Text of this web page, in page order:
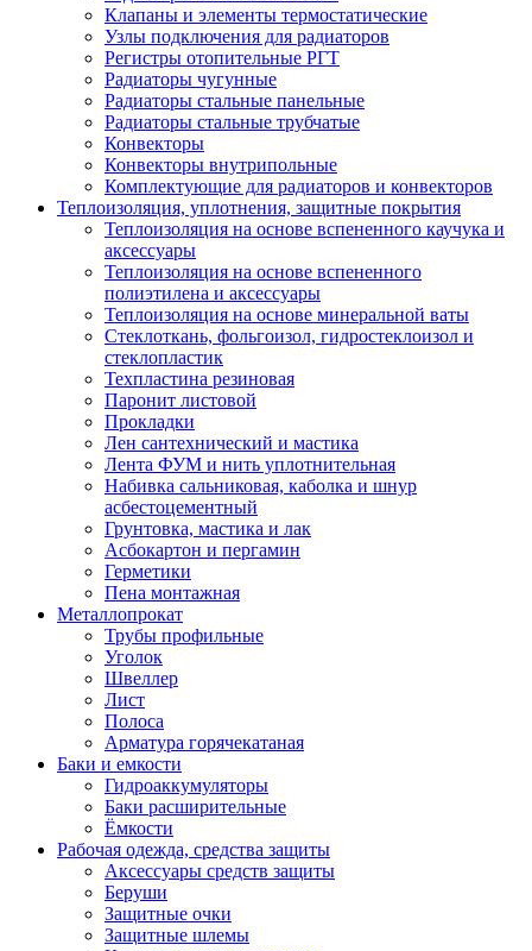
Клапаны и элементы термостатические
Узлы подключения для радиаторов
Регистры отопительные РГТ
Радиаторы чугунные
Радиаторы стальные панельные
Радиаторы стальные трубчатые
Конвекторы
Конвекторы внутрипольные
Комплектующие для радиаторов и конвекторов
Теплоизоляция, уплотнения, защитные покрытия
Теплоизоляция на основе вспененного каучука и
аксессуары
Теплоизоляция на основе вспененного
полиэтилена и аксессуары
Теплоизоляция на основе минеральной ваты
Стеклоткань, фольгоизол, гидростеклоизол и
стеклопластик
Техпластина резиновая
Паронит листовой
Прокладки
Лен сантехнический и мастика
Лента ФУМ и нить уплотнительная
Набивка сальниковая, каболка и шнур
асбестоцементный
Грунтовка, мастика и лак
Асбокартон и пергамин
Герметики
Пена монтажная
Металлопрокат
Трубы профильные
Уголок
Швеллер
Лист
Полоса
Арматура горячекатаная
Баки и емкости
Гидроаккумуляторы
Баки расширительные
Ёмкости
Рабочая одежда, средства защиты
Аксессуары средств защиты
Беруши
Защитные очки
Защитные шлемы